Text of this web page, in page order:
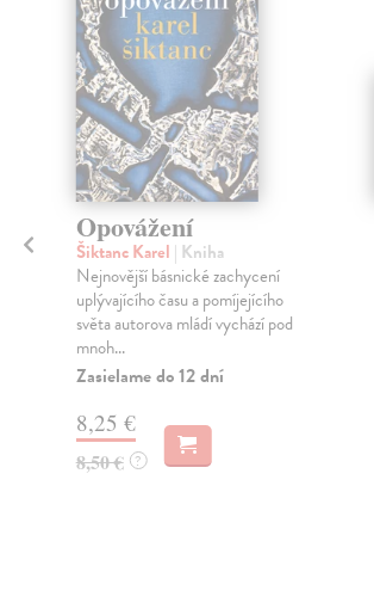
Opovážení
Šiktanc Karel | Kniha
Nejnovější básnické zachycení
uplývajícího času a pomíjejícího
světa autorova mládí vychází pod
mnoh...
Zasielame do 12 dní
8,25 €
8,50 € ?